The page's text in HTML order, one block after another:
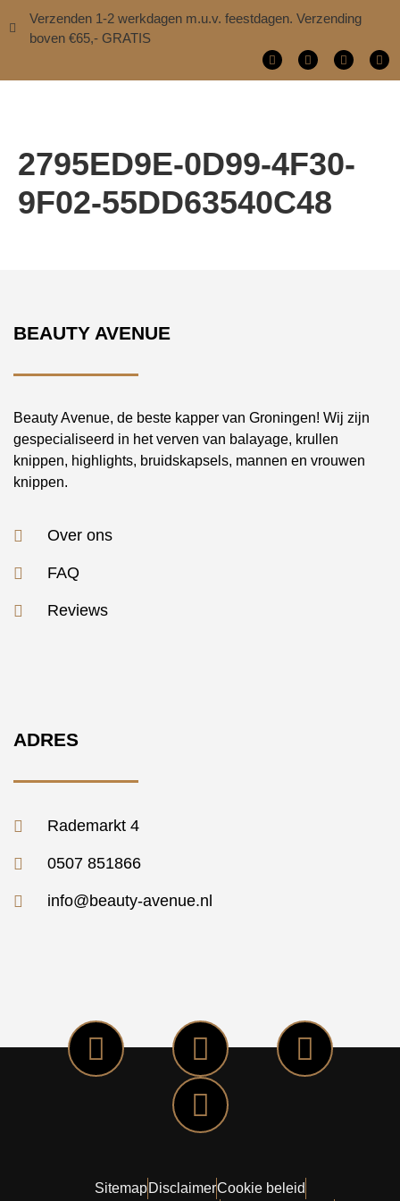
Verzenden 1-2 werkdagen m.u.v. feestdagen. Verzending
boven €65,- GRATIS
2795ED9E-0D99-4F30-
9F02-55DD63540C48
BEAUTY AVENUE
Beauty Avenue, de beste kapper van Groningen! Wij zijn
gespecialiseerd in het verven van balayage, krullen
knippen, highlights, bruidskapsels, mannen en vrouwen
knippen.
Over ons
FAQ
Reviews
ADRES
Rademarkt 4
0507 851866
info@beauty-avenue.nl
Sitemap DisclaimerCookie beleid